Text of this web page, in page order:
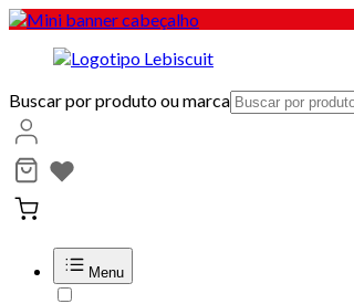
Buscar por produto ou marca
Menu